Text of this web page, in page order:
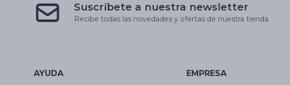
Suscríbete a nuestra newsletter
Recibe todas las novedades y ofertas de nuestra tienda.
AYUDA EMPRESA